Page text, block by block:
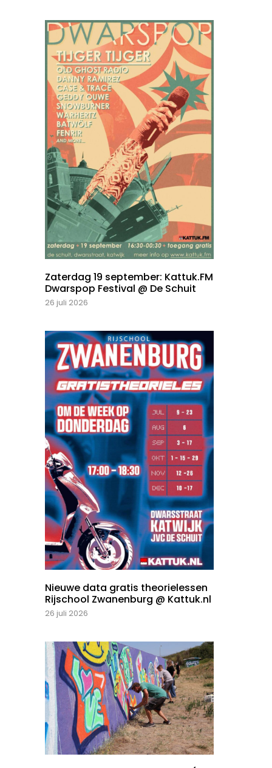
Zaterdag 19 september: Kattuk.FM
Dwarspop Festival @ De Schuit
26 juli 2026
Nieuwe data gratis theorielessen
Rijschool Zwanenburg @ Kattuk.nl
26 juli 2026